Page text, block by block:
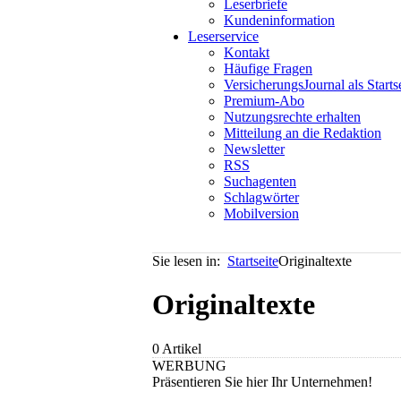
Leserbriefe
Kundeninformation
Leserservice
Kontakt
Häufige Fragen
VersicherungsJournal als
Premium-Abo
Nutzungsrechte erhalten
Mitteilung an die Redaktion
Newsletter
RSS
Suchagenten
Schlagwörter
Mobilversion
Sie lesen in: StartseiteOriginaltexte
Originaltexte
0 Artikel
WERBUNG
Präsentieren Sie hier Ihr Unternehmen!